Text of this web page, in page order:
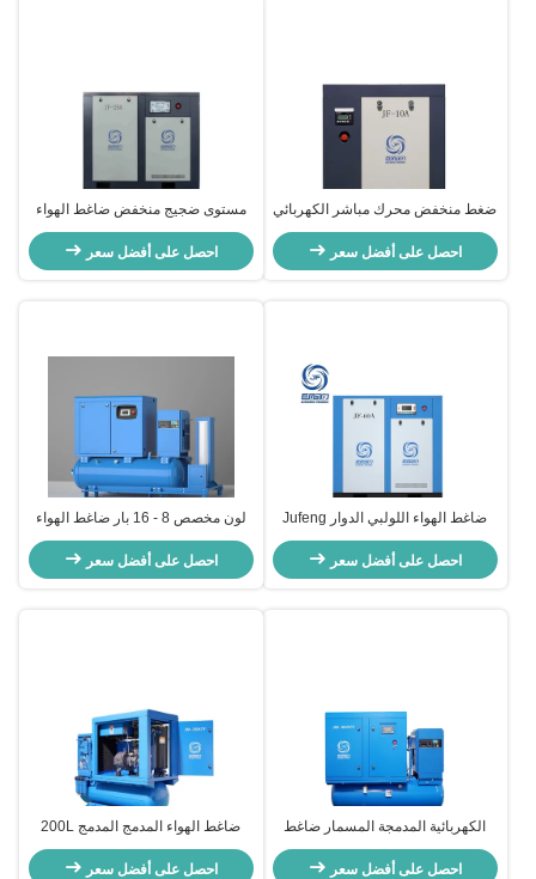
ضغط منخفض محرك مباشر الكهربائي
المسمار الدوار ضاغط الهواء تبريد
الهواء 22 - 185 كيلوواط
احصل على أفضل سعر
مستوى ضجيج منخفض ضاغط الهواء
المسمار الدوار 380 فولت 50 هرتز
للأدوات الهوائية
احصل على أفضل سعر
ضاغط الهواء اللولبي الدوار Jufeng
45kw IP23/IP54 7.0m³/min
احصل على أفضل سعر
لون مخصص 8 - 16 بار ضاغط الهواء
المسمار الكهربائي 200L 300L 500L
سعة الخزان
احصل على أفضل سعر
الكهربائية المدمجة المسمار ضاغط
الهواء السرعة المتغيرة ضاغط الهواء
المسمار الدوار
احصل على أفضل سعر
ضاغط الهواء المدمج المدمج 200L
300L 500L ضاغط الهواء المدمج
الدوار
احصل على أفضل سعر